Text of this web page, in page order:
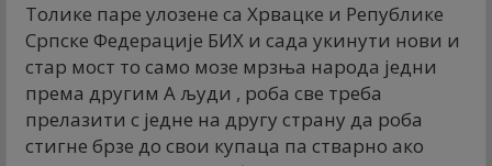
Толике паре улозене са Хрвацке и Републике
Српске Федерације БИХ и сада укинути нови и
стар мост то само мозе мрзња народа једни
према другим А људи , роба све треба
прелазити с једне на другу страну да роба
стигне брзе до свои купаца па стварно ако